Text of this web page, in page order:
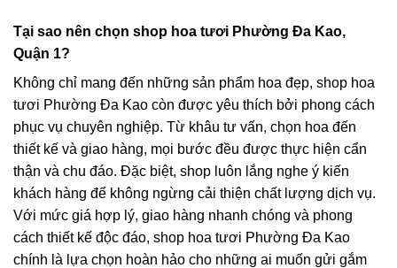
Tại sao nên chọn shop hoa tươi Phường Đa Kao,
Quận 1?
Không chỉ mang đến những sản phẩm hoa đẹp, shop hoa
tươi Phường Đa Kao còn được yêu thích bởi phong cách
phục vụ chuyên nghiệp. Từ khâu tư vấn, chọn hoa đến
thiết kế và giao hàng, mọi bước đều được thực hiện cẩn
thận và chu đáo. Đặc biệt, shop luôn lắng nghe ý kiến
khách hàng để không ngừng cải thiện chất lượng dịch vụ.
Với mức giá hợp lý, giao hàng nhanh chóng và phong
cách thiết kế độc đáo, shop hoa tươi Phường Đa Kao
chính là lựa chọn hoàn hảo cho những ai muốn gửi gắm